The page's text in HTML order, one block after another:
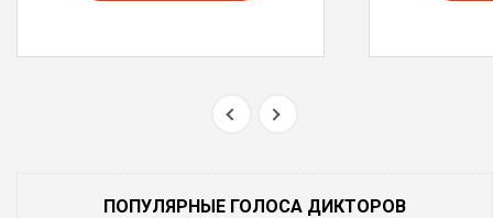
ПОПУЛЯРНЫЕ ГОЛОСА ДИКТОРОВ